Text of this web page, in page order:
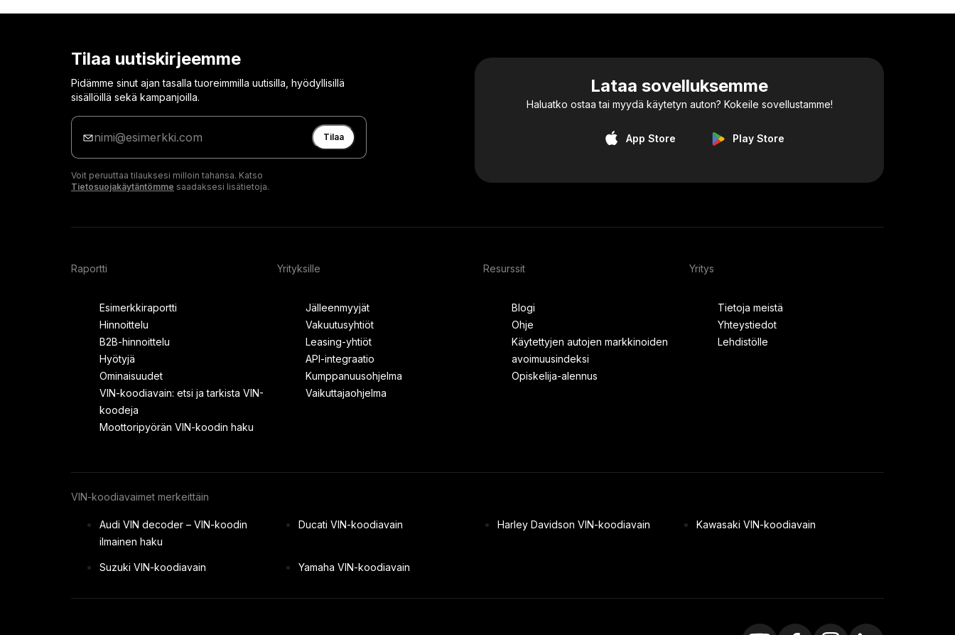
Tilaa uutiskirjeemme
Pidämme sinut ajan tasalla tuoreimmilla uutisilla, hyödyllisillä
sisällöillä sekä kampanjoilla.
Anna
sähköpostiosoitteesi
Tilaa
Voit peruuttaa tilauksesi milloin tahansa. Katso
Tietosuojakäytäntömme saadaksesi lisätietoja.
Lataa sovelluksemme
Haluatko ostaa tai myydä käytetyn auton? Kokeile sovellustamme!
App Store Play Store
Raportti
Esimerkkiraportti
Hinnoittelu
B2B-hinnoittelu
Hyötyjä
Ominaisuudet
VIN-koodiavain: etsi ja tarkista VIN-
koodeja
Moottoripyörän VIN-koodin haku
Yrityksille
Jälleenmyyjät
Vakuutusyhtiöt
Leasing-yhtiöt
API-integraatio
Kumppanuusohjelma
Vaikuttajaohjelma
Resurssit
Blogi
Ohje
Käytettyjen autojen markkinoiden
avoimuusindeksi
Opiskelija-alennus
Yritys
Tietoja meistä
Yhteystiedot
Lehdistölle
VIN-koodiavaimet merkeittäin
Audi VIN decoder – VIN-koodin
ilmainen haku
Ducati VIN-koodiavain Harley Davidson VIN-koodiavain Kawasaki VIN-koodiavain
Suzuki VIN-koodiavain Yamaha VIN-koodiavain